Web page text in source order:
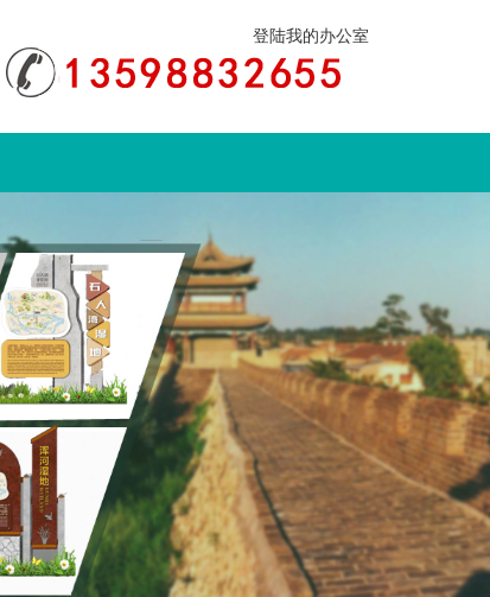
登陆我的办公室